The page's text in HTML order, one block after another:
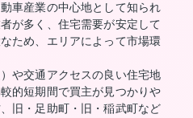
車産業の中心地として知られ
が多く、住宅需要が安定して
ため、エリアによって市場環
や交通アクセスの良い住宅地
的短期間で買主が見つかりや
旧・足助町・旧・稲武町など